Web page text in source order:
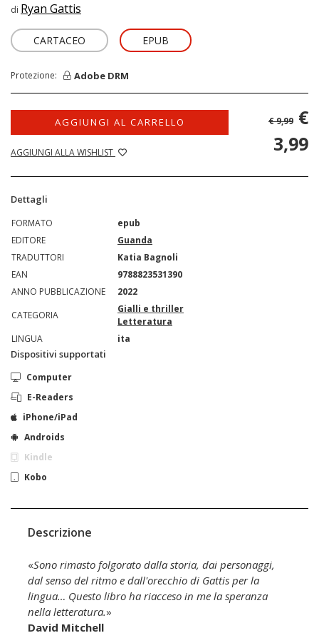
di Ryan Gattis
CARTACEO EPUB
Protezione: Adobe DRM
AGGIUNGI AL CARRELLO
AGGIUNGI ALLA WISHLIST
€ 9,99 €
3,99
Dettagli
FORMATO
epub
EDITORE
Guanda
TRADUTTORI
Katia Bagnoli
EAN
9788823531390
ANNO PUBBLICAZIONE
2022
CATEGORIA
Gialli e thriller
Letteratura
LINGUA
ita
Dispositivi supportati
Computer
E-Readers
iPhone/iPad
Androids
Kindle
Kobo
Descrizione
«Sono rimasto folgorato dalla storia, dai personaggi,
dal senso del ritmo e dall'orecchio di Gattis per la
lingua… Questo libro ha riacceso in me la speranza
nella letteratura.»
David Mitchell